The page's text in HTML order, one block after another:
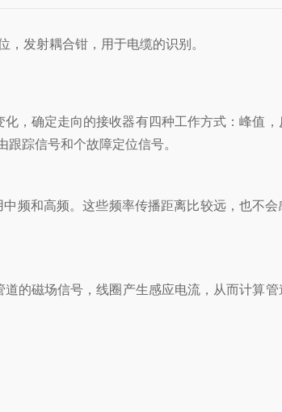
发射耦合钳，用于电缆的识别。
，确定走向的接收器有四种工作方式：峰值，
踪信号和个故障定位信号。
频和高频。这些频率传播距离比较远，也不会
的磁场信号，线圈产生感应电流，从而计算管